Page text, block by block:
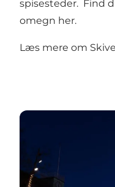
spisesteder. Find
omegn her.
Læs mere om